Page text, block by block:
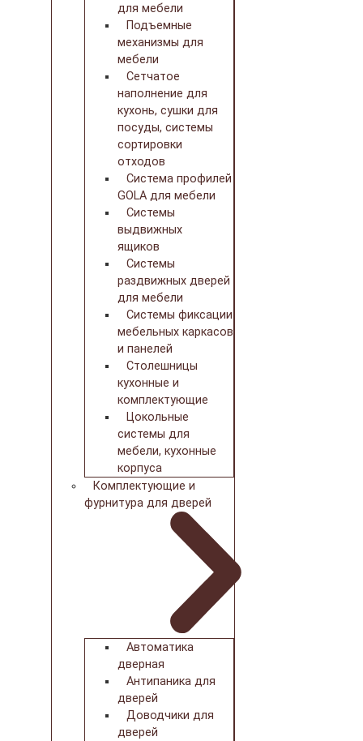
для мебели
Подъемные
механизмы для
мебели
Сетчатое
наполнение для
кухонь, сушки для
посуды, системы
сортировки
отходов
Система профилей
GOLA для мебели
Системы
выдвижных
ящиков
Системы
раздвижных дверей
для мебели
Системы фиксации
мебельных каркасов
и панелей
Столешницы
кухонные и
комплектующие
Цокольные
системы для
мебели, кухонные
корпуса
Комплектующие и
фурнитура для дверей
Автоматика
дверная
Антипаника для
дверей
Доводчики для
дверей